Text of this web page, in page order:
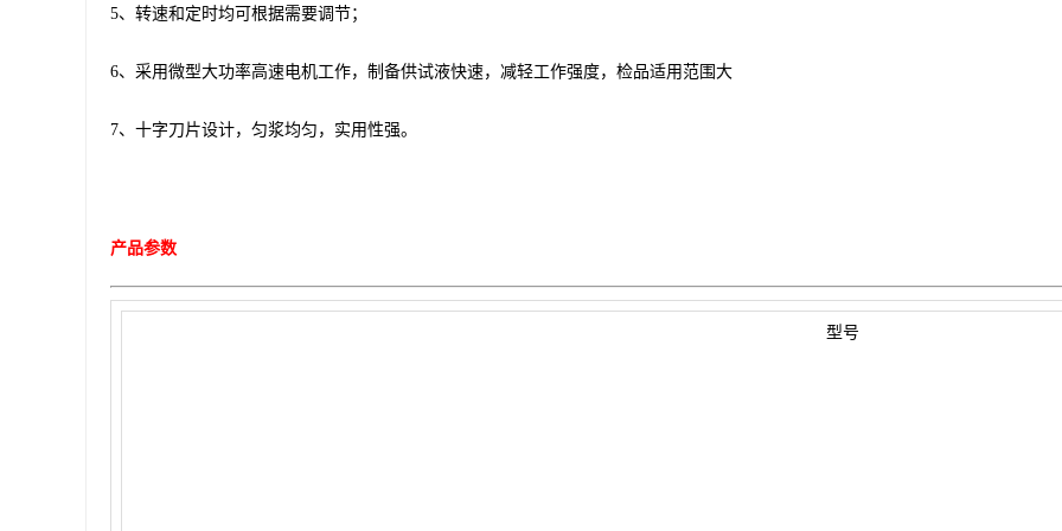
5、转速和定时均可根据需要调节；
6、采用微型大功率高速电机工作，制备供试液快速，减轻工作强度，检品适用范围大
7、十字刀片设计，匀浆均匀，实用性强。
产品参数
型号